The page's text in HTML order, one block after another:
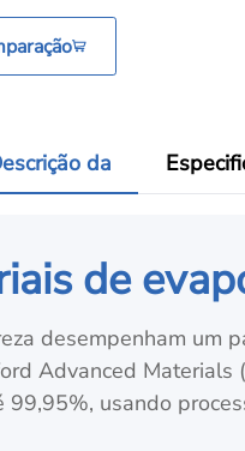
da
de
desempenham
Advanced Materials
99,95%, usando